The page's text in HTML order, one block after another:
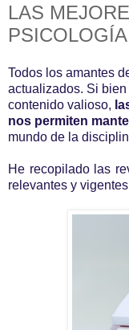
LAS
Todos los amantes
actualizados. Si
contenido valioso,
nos permiten
mundo de la
He recopilado las
relevantes y